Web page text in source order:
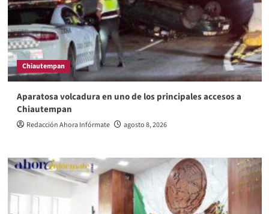
Chiautempan
Aparatosa volcadura en uno de los principales accesos a
Chiautempan
Redacción Ahora Infórmate agosto 8, 2026